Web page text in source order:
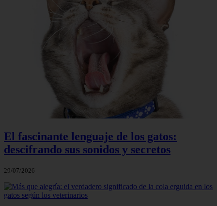
El fascinante lenguaje de los gatos:
descifrando sus sonidos y secretos
29/07/2026